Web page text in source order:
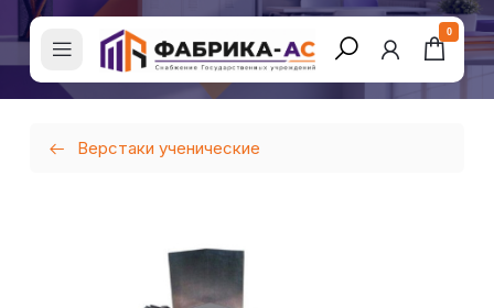
0
Верстаки ученические